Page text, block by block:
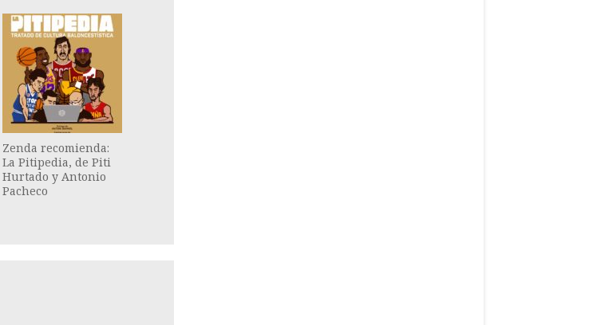
Zenda recomienda:
La Pitipedia, de Piti
Hurtado y Antonio
Pacheco